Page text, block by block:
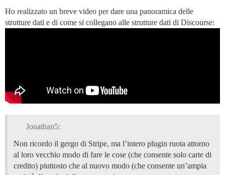
Ho realizzato un breve video per dare una panoramica delle
strutture dati e di come si collegano alle strutture dati di Discourse:
Jonathan5:
Non ricordo il gergo di Stripe, ma l’intero plugin ruota attorno
al loro vecchio modo di fare le cose (che consente solo carte di
credito) piuttosto che al nuovo modo (che consente un’ampia